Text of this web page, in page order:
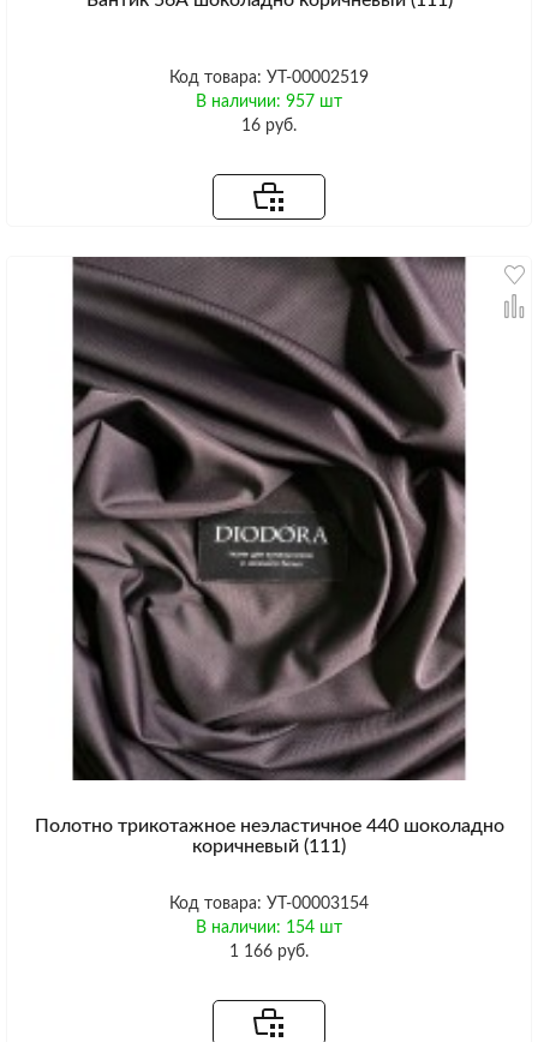
Код товара: УТ-00002519
В наличии: 957 шт
16 руб.
Полотно трикотажное неэластичное 440 шоколадно
коричневый (111)
Код товара: УТ-00003154
В наличии: 154 шт
1 166 руб.